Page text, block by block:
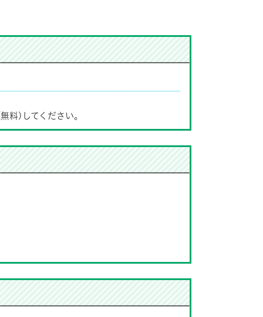
料)してください。